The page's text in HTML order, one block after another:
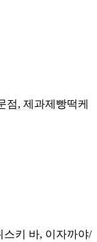
점, 제과제빵떡케
스키 바, 이자까야/